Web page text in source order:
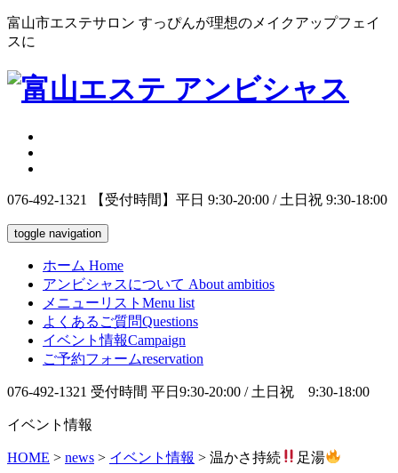
富山市エステサロン すっぴんが理想のメイクアップフェイ
スに
076-492-1321 【受付時間】平日 9:30-20:00 / 土日祝 9:30-18:00
toggle navigation
ホーム Home
アンビシャスについて About ambitios
メニューリスト Menu list
よくあるご質問Questions
イベント情報Campaign
ご予約フォームreservation
076-492-1321 受付時間 平日9:30-20:00 / 土日祝 9:30-18:00
イベント情報
HOME > news > イベント情報 > 温かさ持続 足湯